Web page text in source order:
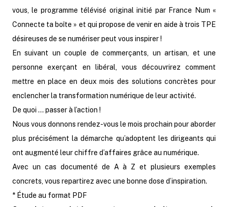
vous, le programme télévisé original initié par France Num «
Connecte ta boîte » et qui propose de venir en aide à trois TPE
désireuses de se numériser peut vous inspirer !
En suivant un couple de commerçants, un artisan, et une
personne exerçant en libéral, vous découvrirez comment
mettre en place en deux mois des solutions concrètes pour
enclencher la transformation numérique de leur activité.
De quoi … passer à l’action !
Nous vous donnons rendez-vous le mois prochain pour aborder
plus précisément la démarche qu’adoptent les dirigeants qui
ont augmenté leur chiffre d’affaires grâce au numérique.
Avec un cas documenté de A à Z et plusieurs exemples
concrets, vous repartirez avec une bonne dose d’inspiration.
* Étude au format PDF